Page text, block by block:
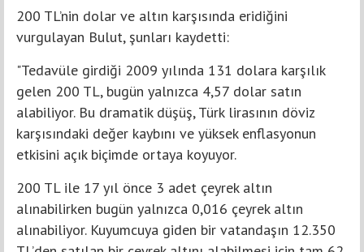
200 TL’nin dolar ve altın karşısında eridiğini
vurgulayan Bulut, şunları kaydetti:
"Tedavüle girdiği 2009 yılında 131 dolara karşılık
gelen 200 TL, bugün yalnızca 4,57 dolar satın
alabiliyor. Bu dramatik düşüş, Türk lirasının döviz
karşısındaki değer kaybını ve yüksek enflasyonun
etkisini açık biçimde ortaya koyuyor.
200 TL ile 17 yıl önce 3 adet çeyrek altın
alınabilirken bugün yalnızca 0,016 çeyrek altın
alınabiliyor. Kuyumcuya giden bir vatandaşın 12.350